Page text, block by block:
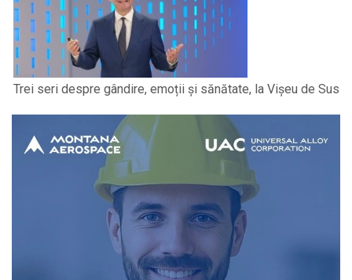
Trei seri despre gândire, emoții și sănătate, la Vișeu de Sus